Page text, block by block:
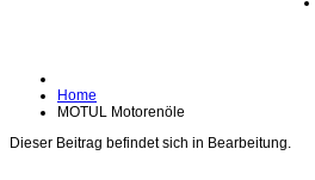
Home
MOTUL Motorenöle
Dieser Beitrag befindet sich in Bearbeitung.